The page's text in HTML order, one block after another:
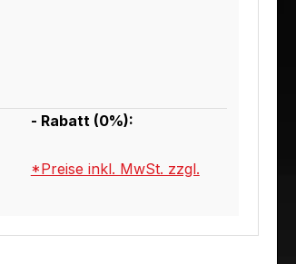
- Rabatt (0%):
*Preise inkl. MwSt. zzgl.